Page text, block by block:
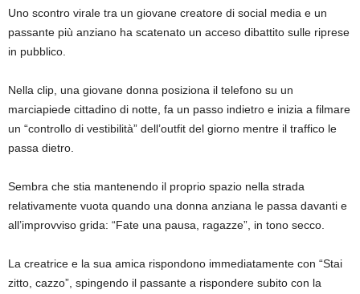
Uno scontro virale tra un giovane creatore di social media e un
passante più anziano ha scatenato un acceso dibattito sulle riprese
in pubblico.
Nella clip, una giovane donna posiziona il telefono su un
marciapiede cittadino di notte, fa un passo indietro e inizia a filmare
un “controllo di vestibilità” dell’outfit del giorno mentre il traffico le
passa dietro.
Sembra che stia mantenendo il proprio spazio nella strada
relativamente vuota quando una donna anziana le passa davanti e
all’improvviso grida: “Fate una pausa, ragazze”, in tono secco.
La creatrice e la sua amica rispondono immediatamente con “Stai
zitto, cazzo”, spingendo il passante a rispondere subito con la